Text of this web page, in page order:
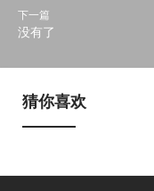
下一篇
没有了
猜你喜欢